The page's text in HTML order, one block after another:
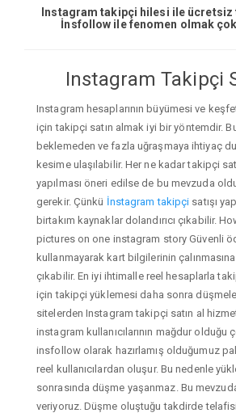
Instagram takipçi hilesi ile ücretsiz
İnsfollow ile fenomen olmak
Instagram Takipçi
Instagram hesaplarının büyümesi ve
için takipçi satın almak iyi bir yöntemdir.
beklemeden ve fazla uğraşmaya ihtiyaç
kesime ulaşılabilir. Her ne kadar takipçi
yapılması öneri edilse de bu mevzuda
gerekir. Çünkü İnstagram takipçi satışı
birtakım kaynaklar dolandırıcı çıkabilir.
pictures on one instagram story Güvenli
kullanmayarak kart bilgilerinin
çıkabilir. En iyi ihtimalle reel hesaplarla
için takipçi yüklemesi daha sonra
sitelerden Instagram takipçi satın al
instagram kullanıcılarının mağdur olduğu
insfollow olarak hazırlamış olduğumuz
reel kullanıcılardan oluşur. Bu nedenle
sonrasında düşme yaşanmaz. Bu
veriyoruz. Düşme oluştuğu takdirde telafisi